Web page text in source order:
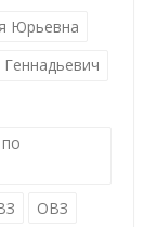
Юрьевна
ОВЗ